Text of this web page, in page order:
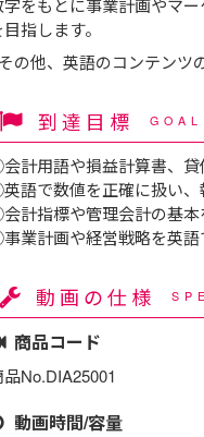
字をもとに事業計画やマ
指します。
の他、英語のコンテンツ
到達目標 GOAL
計用語や損益計算書、貸
語で数値を正確に扱い、
計指標や管理会計の基本
業計画や経営戦略を英語
動画の仕様
商品コード
品No.DIA25001
動画時間/容量